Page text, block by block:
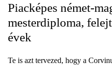
Piacképes német-
mesterdiploma,
évek
Te is azt tervezed, hogy a